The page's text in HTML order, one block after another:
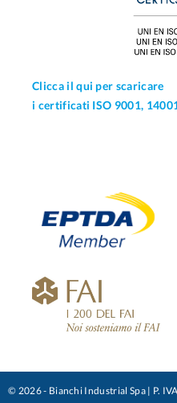
Clicca il qui per scaricare
i certificati ISO 9001,
© 2026 - Bianchi Industrial Spa | P.